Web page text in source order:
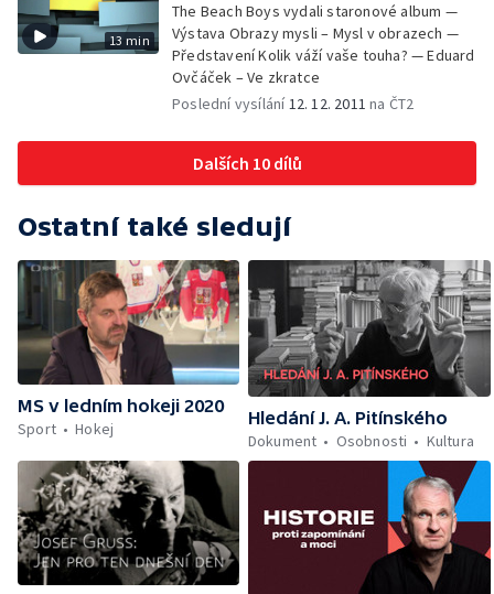
13 min
The Beach Boys vydali staronové album —
Výstava Obrazy mysli – Mysl v obrazech —
Představení Kolik váží vaše touha? — Eduard
Ovčáček – Ve zkratce
Poslední vysílání12. 12. 2011 na ČT2
Dalších 10 dílů
Ostatní také sledují
MS v ledním hokeji 2020
Sport
Hokej
Hledání J. A. Pitínského
Dokument
Osobnosti Kultura